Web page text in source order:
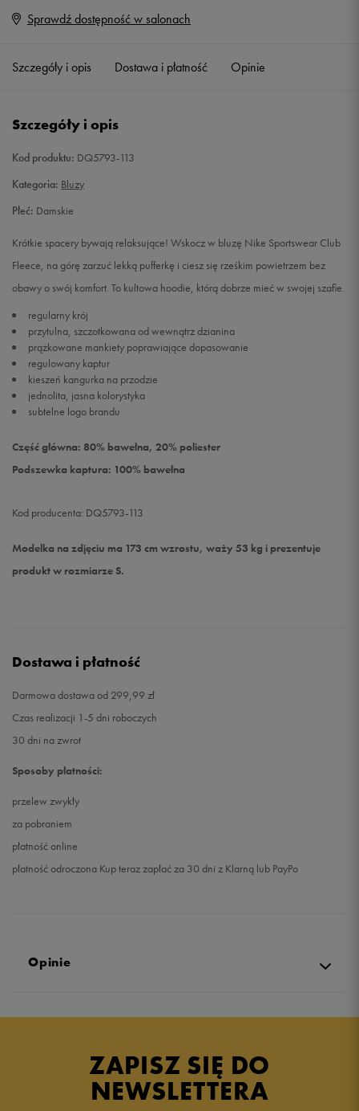
XS Powiadom o dostępności
S Powiadom o dostępności
XL
Sprawdź dostępność w salonach
Szczegóły i opis Dostawa i płatność Opinie
Szczegóły i opis
Kod produktu: DQ5793-113
Kategoria: Bluzy
Płeć: Damskie
Krótkie spacery bywają relaksujące! Wskocz w bluzę Nike Sportswear Club
Fleece, na górę zarzuć lekką pufferkę i ciesz się rześkim powietrzem bez
obawy o swój komfort. To kultowa hoodie, którą dobrze mieć w swojej szafie.
regularny krój
przytulna, szczotkowana od wewnątrz dzianina
prążkowane mankiety poprawiające dopasowanie
regulowany kaptur
kieszeń kangurka na przodzie
jednolita, jasna kolorystyka
subtelne logo brandu
Część główna: 80% bawełna, 20% poliester
Podszewka kaptura: 100% bawełna
Kod producenta: DQ5793-113
Modelka na zdjęciu ma 173 cm wzrostu, waży 53 kg i prezentuje
produkt w rozmiarze S.
Dostawa i płatność
Darmowa dostawa od 299,99 zł
Czas realizacji 1-5 dni roboczych
30 dni na zwrot
Sposoby płatności:
przelew zwykły
za pobraniem
płatność online
płatność odroczona Kup teraz zapłać za 30 dni z Klarną lub PayPo
Opinie
5.0
zebranych i zweryfikowanych przez
ZAPISZ SIĘ DO
NEWSLETTERA